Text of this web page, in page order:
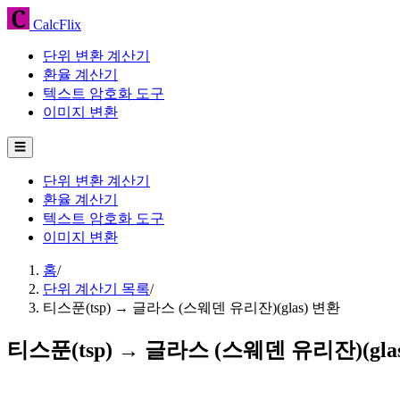
CalcFlix
단위 변환 계산기
환율 계산기
텍스트 암호화 도구
이미지 변환
☰
단위 변환 계산기
환율 계산기
텍스트 암호화 도구
이미지 변환
홈/
단위 계산기 목록/
티스푼(tsp) → 글라스 (스웨덴 유리잔)(glas) 변환
티스푼(tsp) → 글라스 (스웨덴 유리잔